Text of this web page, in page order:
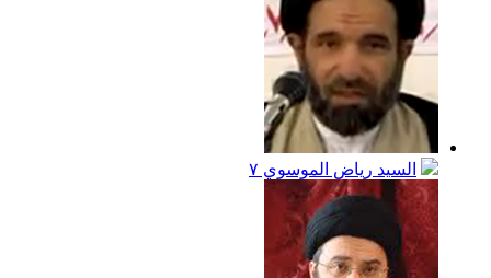
السيد رياض الموسوي ٧